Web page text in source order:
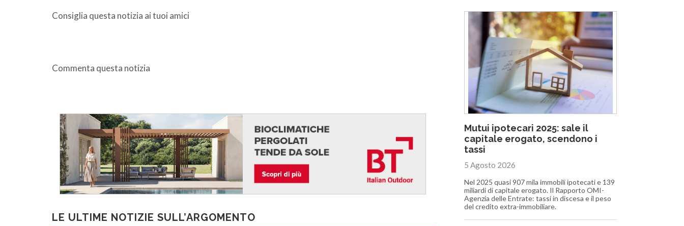
Consiglia questa notizia ai tuoi amici
Commenta questa notizia
LE ULTIME NOTIZIE SULL’ARGOMENTO
Mutui ipotecari 2025: sale il
capitale erogato, scendono i
tassi
5 Agosto 2026
Nel 2025 quasi 907 mila immobili ipotecati e 139
miliardi di capitale erogato. Il Rapporto OMI-
Agenzia delle Entrate: tassi in discesa e il peso
del credito extra-immobiliare.